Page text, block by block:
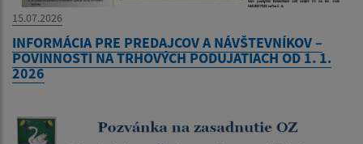
15.07.2026
INFORMÁCIA PRE PREDAJCOV A NÁVŠTEVNÍKOV –
POVINNOSTI NA TRHOVÝCH PODUJATIACH OD 1. 1.
2026